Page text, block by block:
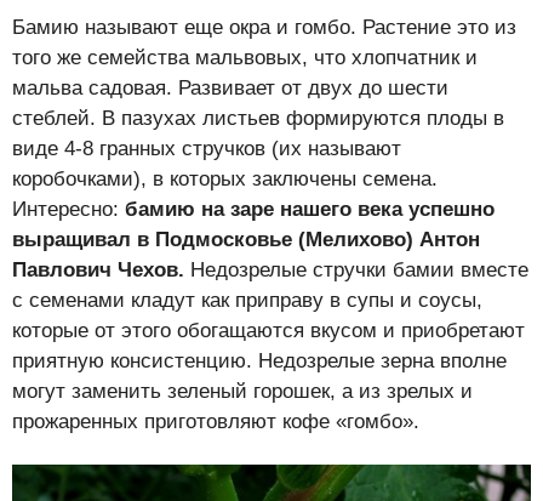
Бамию называют еще окра и гомбо. Растение это из
того же семейства мальвовых, что хлопчатник и
мальва садовая. Развивает от двух до шести
стеблей. В пазухах листьев формируются плоды в
виде 4-8 гранных стручков (их называют
коробочками), в которых заключены семена.
Интересно: бамию на заре нашего века успешно
выращивал в Подмосковье (Мелихово) Антон
Павлович Чехов. Недозрелые стручки бамии вместе
с семенами кладут как приправу в супы и соусы,
которые от этого обогащаются вкусом и приобретают
приятную консистенцию. Недозрелые зерна вполне
могут заменить зеленый горошек, а из зрелых и
прожаренных приготовляют кофе «гомбо».